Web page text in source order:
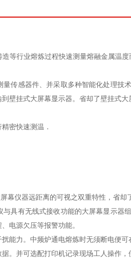
等行业熔炼过程快速测量熔融金属温度
传感器件、并采取多种智能化处理技
壁挂式大屏幕显示器。省却了壁挂式
密快速测温．
幕仪器远距离的可视之双重特性，省却
具有无线式接收功能的大屏幕显示器
电源欠压等报警功能。
能力。中频炉通电熔炼时无须断电便可
。并可选配打印机记录现场工人操作，